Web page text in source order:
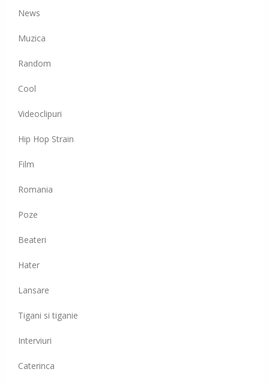
News
Muzica
Random
Cool
Videoclipuri
Hip Hop Strain
Film
Romania
Poze
Beateri
Hater
Lansare
Tigani si tiganie
Interviuri
Caterinca